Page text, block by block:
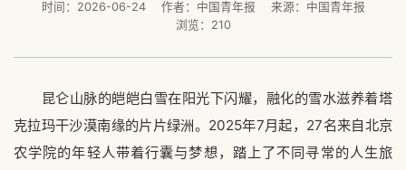
时间：2026-06-24 作者：中国青年报
来源：中国青年报
浏览： 210
昆仑山脉的皑皑白雪在阳光下闪耀，融化的雪水滋养着塔
克拉玛干沙漠南缘的片片绿洲。2025年7月起，27名来自北京
农学院的年轻人带着行囊与梦想，踏上了不同寻常的人生旅